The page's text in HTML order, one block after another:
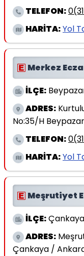
TELEFON:
HARİTA:Yol
Merkez
İLÇE:
ADRES:
No:35/H
TELEFON:
HARİTA:Yol
Meşrutiyet
İLÇE:Çankaya
ADRES:
Çankaya /